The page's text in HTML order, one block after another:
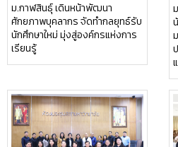
ม.กาฬสินธุ์ เดินหน้าพัฒนา
ศักยภาพบุคลากร จัดทำกลยุทธ์รับ
นักศึกษาใหม่ มุ่งสู่องค์กรแห่งการ
เรียนรู้